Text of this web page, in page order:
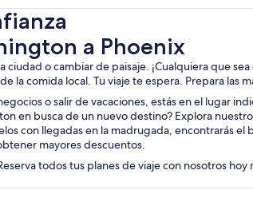
a Phoenix
ciudad o cambiar de paisaje. ¡Cualquiera que
la comida local. Tu viaje te espera. Prepara las
o salir de vacaciones, estás en el lugar
en busca de un nuevo destino? Explora
con llegadas en la madrugada, encontrarás
mayores descuentos.
todos tus planes de viaje con nosotros